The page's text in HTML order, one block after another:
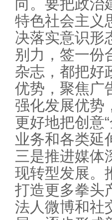
向。要把政治
特色社会主义
决落实意识形
别力，签一份
杂志，都把好
优势，聚焦广
强化发展优势
更好地把创意
业务和各类延
三是推进媒体
现转型发展。
打造更多拳头
法人微博和社